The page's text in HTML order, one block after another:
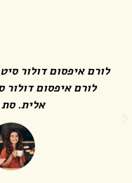
לורם איפסום דולור
לורם איפסום
אלית. סת